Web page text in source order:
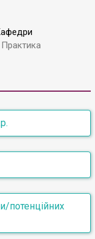
Практика
(інформаційно-
аналітична
національної
потенційних